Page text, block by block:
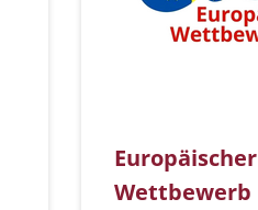
Europäischer
Wettbewerb